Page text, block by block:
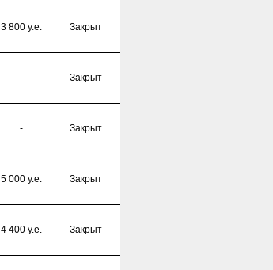
3 800 y.e. Закрыт
- Закрыт
- Закрыт
5 000 y.e. Закрыт
4 400 y.e. Закрыт